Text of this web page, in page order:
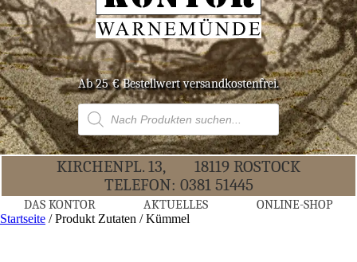
Ab 25 € Bestell­wert versandkostenfrei.
Products
search
KIR­CHEN­PL. 13,
18119 ROS­TOCK
TELE­FON: 0381 51445
DAS KON­TOR AKTU­EL­LES ONLINE-SHOP
Startseite / Produkt Zutaten / Kümmel